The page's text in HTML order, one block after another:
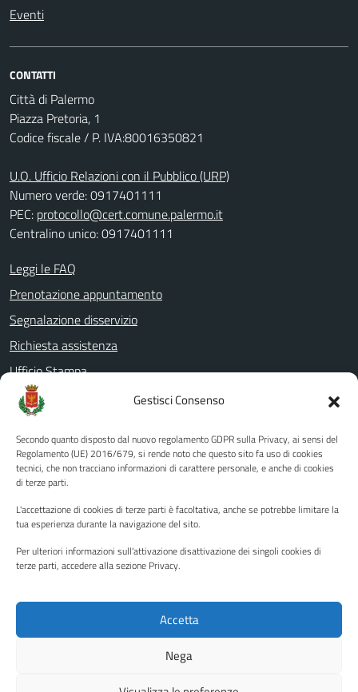
Gestisci Consenso
Secondo quanto disposto dal nuovo regolamento GDPR sulla Privacy, ai sensi del
Regolamento (UE) 2016/679, si rende noto che questo sito fa uso di cookies
tecnici, che non tracciano informazioni di carattere personale, e anche di cookies
di terze parti.
L'accettazione di cookies di terze parti è facoltativa, anche se potrebbe limitare la
tua esperienza durante la navigazione del sito.
Per ulteriori informazioni sull'attivazione disattivazione dei singoli cookies di
terze parti, accedere alla sezione Privacy.
Accetta
Nega
Eventi
CONTATTI
Città di Palermo
Piazza Pretoria, 1
Codice fiscale / P. IVA:80016350821
U.O. Ufficio Relazioni con il Pubblico (URP)
Numero verde: 0917401111
PEC: protocollo@cert.comune.palermo.it
Centralino unico: 0917401111
Leggi le FAQ
Prenotazione appuntamento
Segnalazione disservizio
Richiesta assistenza
Ufficio Stampa
Amministrazione Trasparente
Albo pretorio
Informativa privacy
Note legali
Piano di miglioramento del sito
Instagram